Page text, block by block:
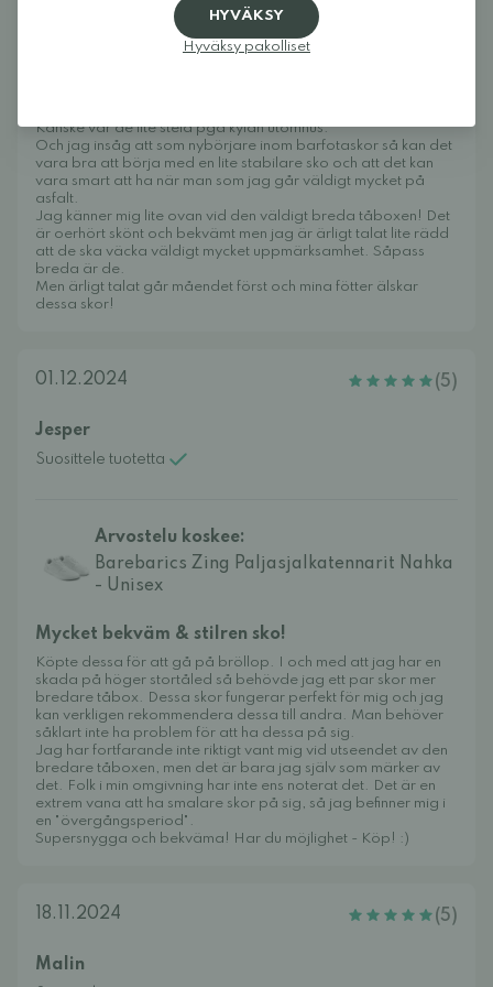
Jag var först tveksam när jag fick hem mina zing. Jag tyckte
de kändes väldigt stela och stabila för att vara barfotaskor.
Efter att ha gått in och läst omdömen på be lenkas hemsida
Kanske var de lite stela pga kylan utomhus.
Och jag insåg att som nybörjare inom barfotaskor så kan det
vara bra att börja med en lite stabilare sko och att det kan
vara smart att ha när man som jag går väldigt mycket på
asfalt.
Jag känner mig lite ovan vid den väldigt breda tåboxen! Det
är oerhört skönt och bekvämt men jag är ärligt talat lite rädd
att de ska väcka väldigt mycket uppmärksamhet. Såpass
breda är de.
Men ärligt talat går måendet först och mina fötter älskar
dessa skor!
01.12.2024 (5)
Jesper
Suosittele tuotetta
Arvostelu koskee:
Barebarics Zing Paljasjalkatennarit Nahka
- Unisex
Mycket bekväm & stilren sko!
Köpte dessa för att gå på bröllop. I och med att jag har en
skada på höger stortåled så behövde jag ett par skor mer
bredare tåbox. Dessa skor fungerar perfekt för mig och jag
kan verkligen rekommendera dessa till andra. Man behöver
såklart inte ha problem för att ha dessa på sig.
Jag har fortfarande inte riktigt vant mig vid utseendet av den
bredare tåboxen, men det är bara jag själv som märker av
det. Folk i min omgivning har inte ens noterat det. Det är en
extrem vana att ha smalare skor på sig, så jag befinner mig i
en "övergångsperiod".
Supersnygga och bekväma! Har du möjlighet - Köp! :)
18.11.2024 (5)
Malin
HYVÄKSY
Hyväksy pakolliset